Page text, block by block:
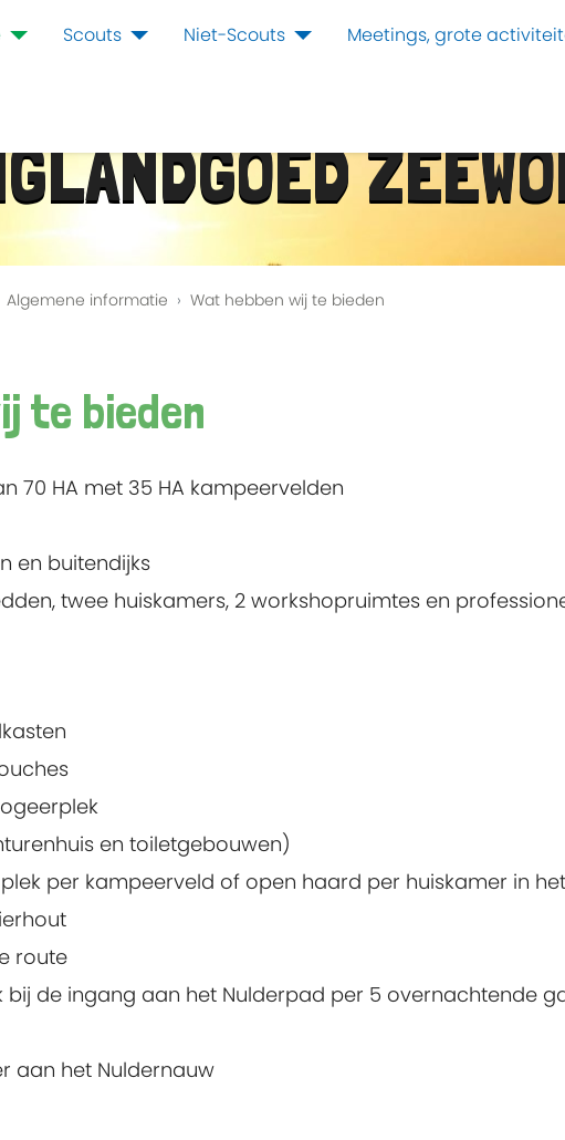
Scouts Niet-Scouts Meetings, grote
Algemene informatie Wat hebben wij te bieden
te bieden
70 HA met 35 HA kampeervelden
en buitendijks
twee huiskamers, 2 workshopruimtes en
en toiletgebouwen)
per kampeerveld of open haard per huiskamer in
route
bij de ingang aan het Nulderpad per 5 overnachtende
aan het Nuldernauw